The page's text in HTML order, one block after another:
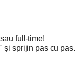
full-time!
și sprijin pas cu pas.